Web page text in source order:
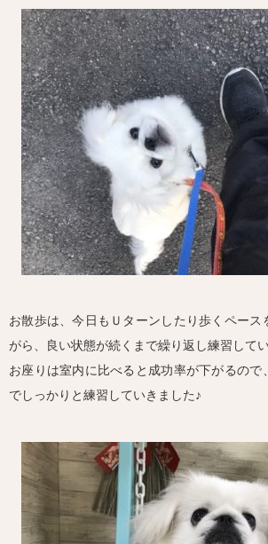
お散歩は、今日もＵターンしたり歩くペース
がら、良い状態が続くまで繰り返し練習して
お座りは室内に比べると成功率が下がるので
でしっかりと練習していきました♪